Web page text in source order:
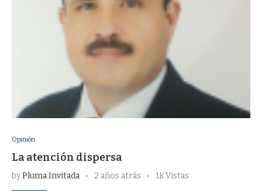
Opinión
La atención dispersa
byPluma Invitada 2 años atrás 1k Vistas